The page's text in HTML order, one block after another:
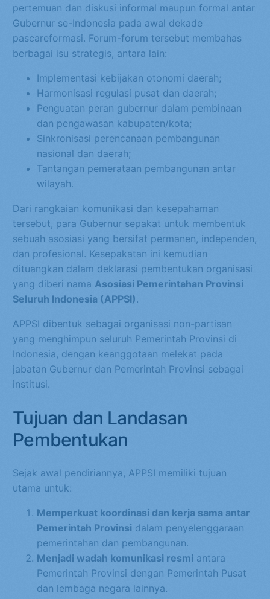
pertemuan dan diskusi informal maupun formal antar
Gubernur se-Indonesia pada awal dekade
pascareformasi. Forum-forum tersebut membahas
berbagai isu strategis, antara lain:
Implementasi kebijakan otonomi daerah;
Harmonisasi regulasi pusat dan daerah;
Penguatan peran gubernur dalam pembinaan
dan pengawasan kabupaten/kota;
Sinkronisasi perencanaan pembangunan
nasional dan daerah;
Tantangan pemerataan pembangunan antar
wilayah.
Dari rangkaian komunikasi dan kesepahaman
tersebut, para Gubernur sepakat untuk membentuk
sebuah asosiasi yang bersifat permanen, independen,
dan profesional. Kesepakatan ini kemudian
dituangkan dalam deklarasi pembentukan organisasi
yang diberi namaAsosiasi Pemerintahan Provinsi
Seluruh Indonesia (APPSI).
APPSI dibentuk sebagai organisasi non-partisan
yang menghimpun seluruh Pemerintah Provinsi di
Indonesia, dengan keanggotaan melekat pada
jabatan Gubernur dan Pemerintah Provinsi sebagai
institusi.
Tujuan dan Landasan
Pembentukan
Sejak awal pendiriannya, APPSI memiliki tujuan
utama untuk:
Memperkuat koordinasi dan kerja sama antar
Pemerintah Provinsi dalam penyelenggaraan
pemerintahan dan pembangunan.
Menjadi wadah komunikasi resmi antara
Pemerintah Provinsi dengan Pemerintah Pusat
dan lembaga negara lainnya.